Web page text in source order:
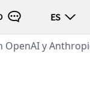
ES
y Anthropic